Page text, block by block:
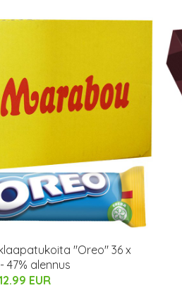
"Oreo" 36 x
47% alennus
EUR